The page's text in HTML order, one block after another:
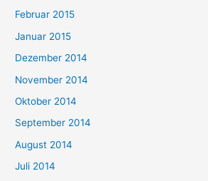
Februar 2015
Januar 2015
Dezember 2014
November 2014
Oktober 2014
September 2014
August 2014
Juli 2014